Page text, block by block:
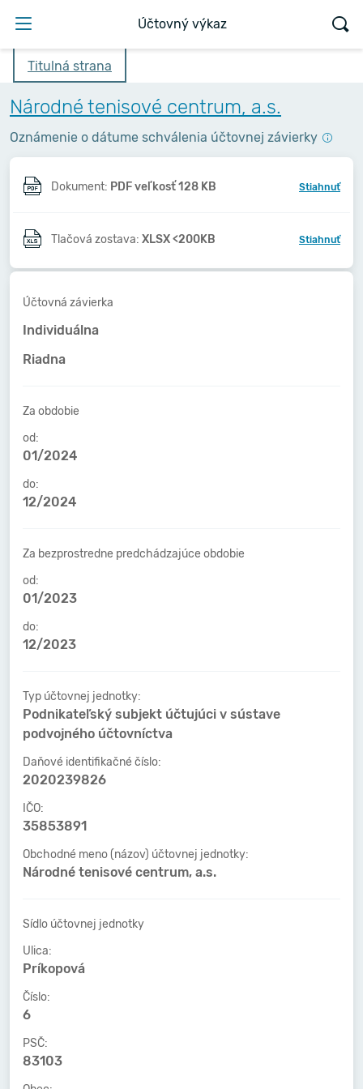
Účtovný výkaz
Titulná strana
Národné tenisové centrum, a.s.
Oznámenie o dátume schválenia účtovnej závierky
Dokument: PDF veľkosť 128 KB Stiahnuť
Tlačová zostava: XLSX <200KB Stiahnuť
Účtovná závierka
Individuálna
Riadna
Za obdobie
od:
01/2024
do:
12/2024
Za bezprostredne predchádzajúce obdobie
od:
01/2023
do:
12/2023
Typ účtovnej jednotky:
Podnikateľský subjekt účtujúci v sústave
podvojného účtovníctva
Daňové identifikačné číslo:
2020239826
IČO:
35853891
Obchodné meno (názov) účtovnej jednotky:
Národné tenisové centrum, a.s.
Sídlo účtovnej jednotky
Ulica:
Príkopová
Číslo:
6
PSČ:
83103